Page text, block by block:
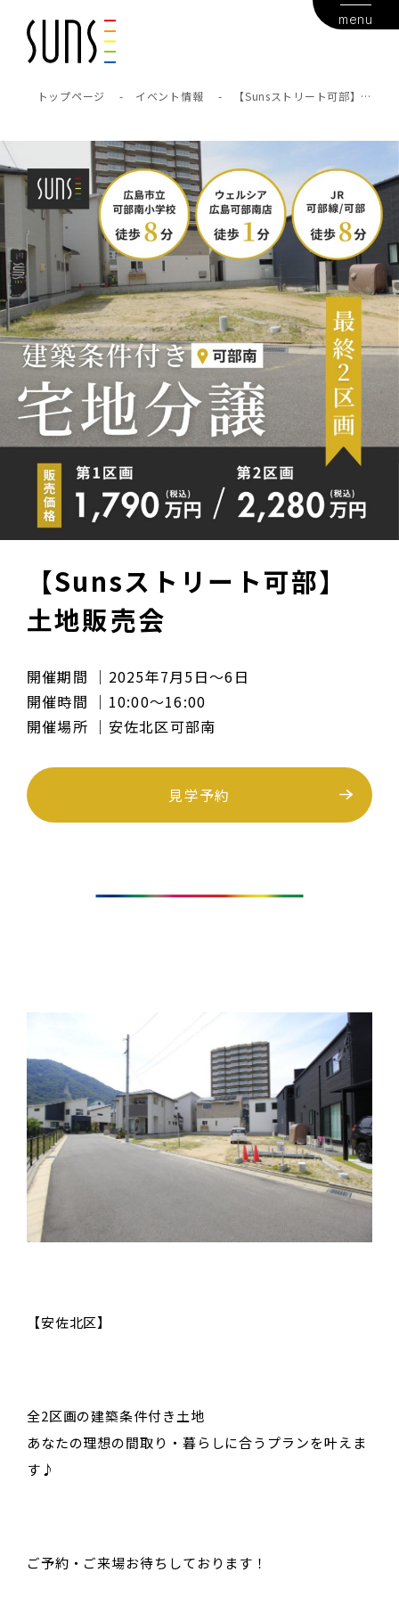
menu
トップページ - イベント情報 -
【Sunsストリート可部】土
【Sunsストリート可部】
土地販売会
開催期間
2025年7月5日〜6日
開催時間
10:00〜16:00
開催場所
安佐北区可部南
見学予約
【安佐北区】
全2区画の建築条件付き土地
あなたの理想の間取り・暮らしに合うプランを叶えま
す♪
ご予約・ご来場お待ちしております！